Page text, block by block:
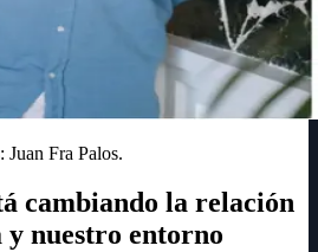
Juan Fra Palos.
cambiando la relación
nuestro entorno